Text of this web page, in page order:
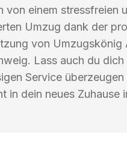
von einem stressfreien
Umzug dank der
von Umzugskönig
Lass auch du dich
Service
in dein neues Zuhause